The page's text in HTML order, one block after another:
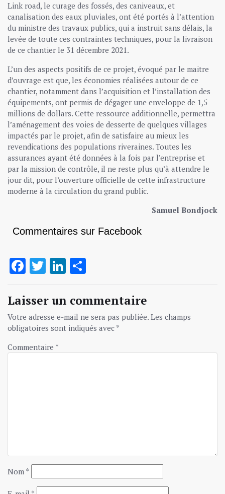
Link road, le curage des fossés, des caniveaux, et
canalisation des eaux pluviales, ont été portés à l’attention
du ministre des travaux publics, qui a instruit sans délais, la
levée de toute ces contraintes techniques, pour la livraison
de ce chantier le 31 décembre 2021.
L’un des aspects positifs de ce projet, évoqué par le maitre
d’ouvrage est que, les économies réalisées autour de ce
chantier, notamment dans l’acquisition et l’installation des
équipements, ont permis de dégager une enveloppe de 1,5
millions de dollars. Cette ressource additionnelle, permettra
l’aménagement des voies de desserte de quelques villages
impactés par le projet, afin de satisfaire au mieux les
revendications des populations riveraines. Toutes les
assurances ayant été données à la fois par l’entreprise et
par la mission de contrôle, il ne reste plus qu’à attendre le
jour dit, pour l’ouverture officielle de cette infrastructure
moderne à la circulation du grand public.
Samuel Bondjock
Commentaires sur Facebook
Facebook
TwitterLinkedIn
Laisser un commentaire
Votre adresse e-mail ne sera pas publiée. Les champs
obligatoires sont indiqués avec *
Commentaire *
Nom *